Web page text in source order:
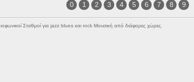
0
1 2 3 4 5 6 7 8 9
Σταθμοί για jazz blues και rock Μουσική από διάφορες χώρες.